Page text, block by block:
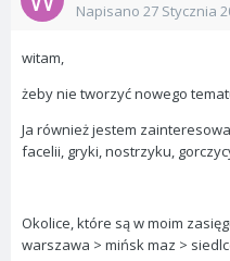
Napisano 27 Stycznia
witam,
żeby nie tworzyć nowego
Ja również jestem
facelii, gryki, nostrzyku,
Okolice, które są w moim
warszawa > mińsk maz >